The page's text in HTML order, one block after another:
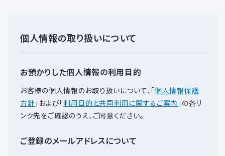
個人情報の取り扱いについて
お預かりした個人情報の利用目的
お客様の個人情報のお取り扱いについて、 「個人情報保護
方針 」および「利用目的と共同利用に関するご案内 」の各リ
ンク先をご確認のうえ、ご同意ください。
ご登録のメールアドレスについて